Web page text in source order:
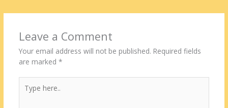
Leave a Comment
Your email address will not be published. Required fields
are marked *
here..